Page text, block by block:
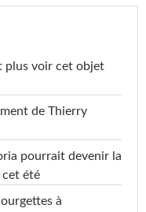
plus voir cet objet
de Thierry
pourrait devenir la
cet été
à